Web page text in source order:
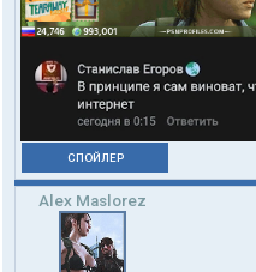
СПОЙЛЕР
Alex Maslorez